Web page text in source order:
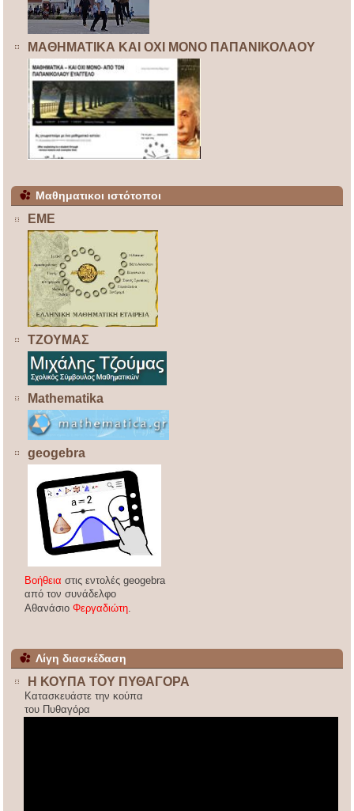
ΜΑΘΗΜΑΤΙΚΑ ΚΑΙ ΟΧΙ ΜΟΝΟ ΠΑΠΑΝΙΚΟΛΑΟΥ
Μαθηματικοι ιστότοποι
ΕΜΕ
ΤΖΟΥΜΑΣ
Mathematika
geogebra
Βοήθειαστις εντολές geogebra
από τον συνάδελφο
ΑθανάσιοΦεργαδιώτη.
Λίγη διασκέδαση
Η ΚΟΥΠΑ ΤΟΥ ΠΥΘΑΓΟΡΑ
Κατασκευάστε την κούπα
του Πυθαγόρα